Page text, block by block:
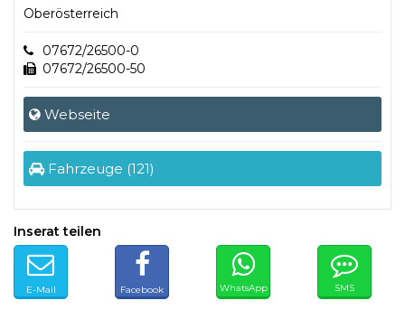
Oberösterreich
07672/26500-0
07672/26500-50
Webseite
Fahrzeuge (121)
Inserat teilen
E-Mail Facebook WhatsApp SMS